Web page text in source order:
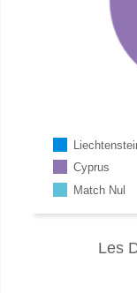
Cyprus
Match Nul
Les